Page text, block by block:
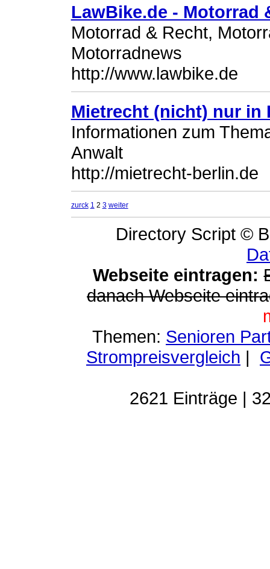
LawBike.de - Motorrad
Motorrad & Recht,
Motorradnews
http://www.lawbike.de
Mietrecht (nicht) nur in
Informationen zum
Anwalt
http://mietrecht-berlin.de
zurck 1 2 3 weiter
Directory Script ©
Webseite eintragen:
danach Webseite
Themen: Senioren
Strompreisvergleich |
2621 Einträge |